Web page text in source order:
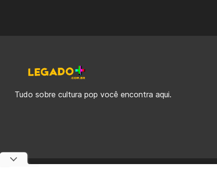
Tudo sobre cultura pop você encontra aqui.